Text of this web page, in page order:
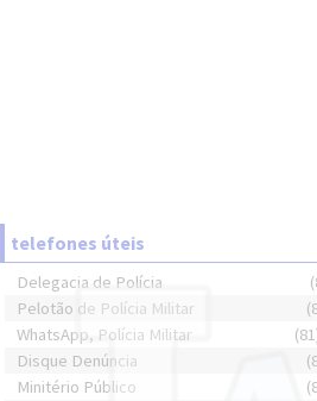
telefones úteis
Delegacia de Polícia
Pelotão de Polícia Militar
WhatsApp, Polícia Militar
Disque Denúncia
Minitério Público